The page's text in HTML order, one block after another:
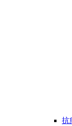
抗